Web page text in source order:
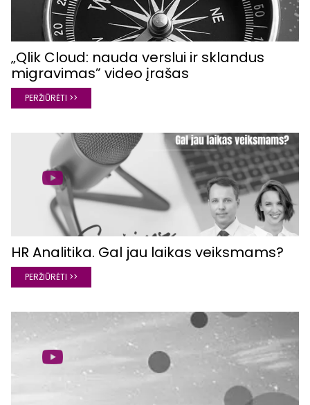
„Qlik Cloud: nauda verslui ir sklandus
migravimas” video įrašas
PERŽIŪRĖTI >>
HR Analitika. Gal jau laikas veiksmams?
PERŽIŪRĖTI >>